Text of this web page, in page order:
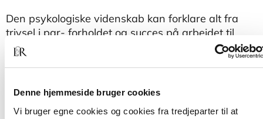
Denne hjemmeside bruger cookies
Vi bruger egne cookies og cookies fra tredjeparter til at
Den psykologiske videnskab kan forklare alt fra
trivsel i par- forholdet og succes på arbejdet til
dine politiske holdninger. Den psykologiske
videnskab kan også hjælpe dig med at forstå dig
vil overskride dig selv og andre gange har brug for